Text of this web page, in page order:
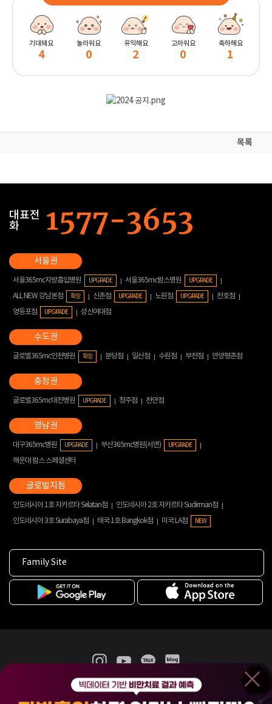
기대돼요
4
놀라워요
0
유익해요
2
고마워요
0
축하해요
1
목록
대표전
화
서울365mc지방흡입병원 UPGRADE 서울365mc람스병원 UPGRADE
ALL NEW 강남본점 확장 신촌점 UPGRADE 노원점 UPGRADE
천호점
영등포점
UPGRADE 성신여대점
글로벌365mc인천병원 확장 분당점 일산점 수원점 부천점 안양평촌점
글로벌365mc대전병원 UPGRADE 청주점 천안점
대구365mc병원 UPGRADE 부산365mc병원(서면) UPGRADE
해운대 람스 스페셜센터
인도네시아 1호 자카르타 Selatan점
인도네시아 2호 자카르타 Sudirman점
인도네시아 3호 Surabaya점
태국 1호 Bangkok점 미국 LA점 NEW
Family Site
365mc 병·의원 이용약관
홈페이지 이용약관
비급여진료수가